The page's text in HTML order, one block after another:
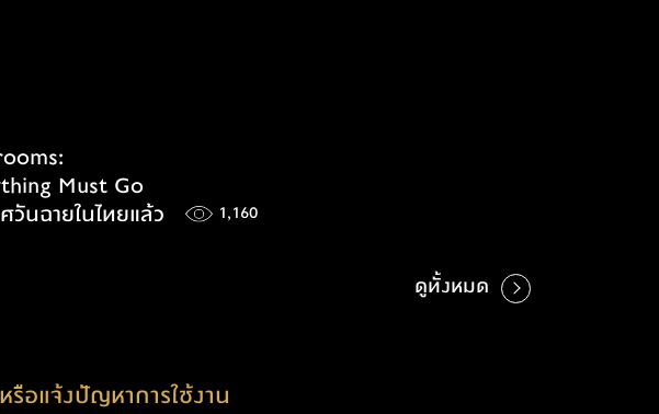
Must Go
วันฉายในไทยแล้ว
1,160
ดูทั้งหมด
รือแจ้งปัญหาการใช้งาน